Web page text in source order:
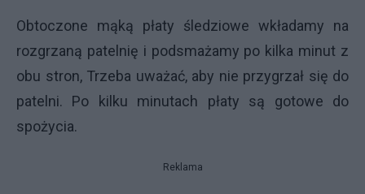
Obtoczone mąką płaty śledziowe wkładamy na
rozgrzaną patelnię i podsmażamy po kilka minut z
obu stron, Trzeba uważać, aby nie przygrzał się do
patelni. Po kilku minutach płaty są gotowe do
spożycia.
Reklama